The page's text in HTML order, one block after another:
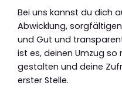
Bei uns kannst du dich
Abwicklung,
und Gut und
ist es, deinen Umzug
gestalten und deine
erster Stelle.